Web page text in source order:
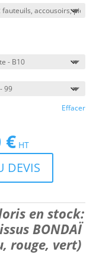
Effacer
€Le
prix
actuel
est :
HT
DEVIS
en stock:
BONDAÏ
rouge, vert)